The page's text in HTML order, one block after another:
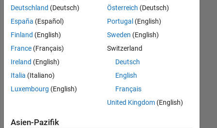
können
die
Suchkriterien
weiter
fassen
oder
alle
Stellenangebote
anzeigen .
noch
Deutschland (Deutsch)
España (Español)
Finland (English)
France (Français)
Ireland (English)
Italia (Italiano)
Luxembourg (English)
Österreich (Deutsch)
Portugal (English)
Sweden (English)
Switzerland
Deutsch
English
Français
United Kingdom(English)
Asien-Pazifik